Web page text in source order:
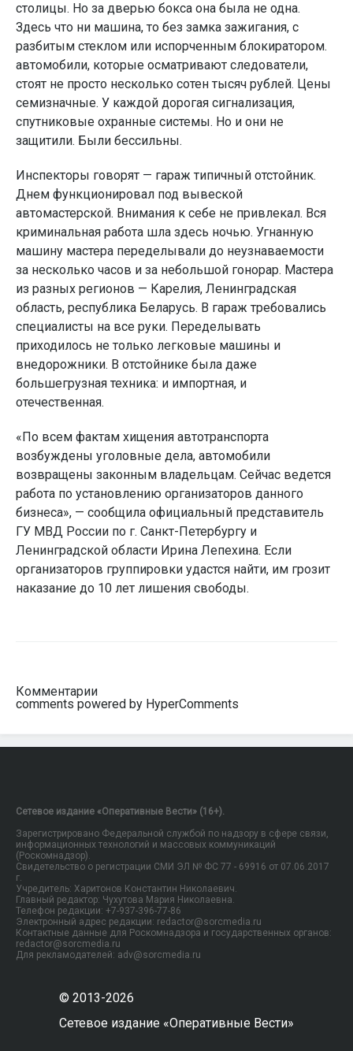
столицы. Но за дверью бокса она была не одна.
Здесь что ни машина, то без замка зажигания, с
разбитым стеклом или испорченным блокиратором.
автомобили, которые осматривают следователи,
стоят не просто несколько сотен тысяч рублей. Цены
семизначные. У каждой дорогая сигнализация,
спутниковые охранные системы. Но и они не
защитили. Были бессильны.
Инспекторы говорят — гараж типичный отстойник.
Днем функционировал под вывеской
автомастерской. Внимания к себе не привлекал. Вся
криминальная работа шла здесь ночью. Угнанную
машину мастера переделывали до неузнаваемости
за несколько часов и за небольшой гонорар. Мастера
из разных регионов — Карелия, Ленинградская
область, республика Беларусь. В гараж требовались
специалисты на все руки. Переделывать
приходилось не только легковые машины и
внедорожники. В отстойнике была даже
большегрузная техника: и импортная, и
отечественная.
«По всем фактам хищения автотранспорта
возбуждены уголовные дела, автомобили
возвращены законным владельцам. Сейчас ведется
работа по установлению организаторов данного
бизнеса», — сообщила официальный представитель
ГУ МВД России по г. Санкт-Петербургу и
Ленинградской области Ирина Лепехина. Если
организаторов группировки удастся найти, им грозит
наказание до 10 лет лишения свободы.
Комментарии
comments powered by HyperComments
Сетевое издание «Оперативные Вести» (16+).
Зарегистрировано Федеральной службой по надзору в сфере связи,
информационных технологий и массовых коммуникаций
(Роскомнадзор).
Свидетельство о регистрации СМИ ЭЛ № ФС 77 - 69916 от 07.06.2017
г.
Учредитель: Харитонов Константин Николаевич.
Главный редактор: Чухутова Мария Николаевна.
Телефон редакции: +7-937-396-77-86
Электронный адрес редакции: redactor@sorcmedia.ru
Контактные данные для Роскомнадзора и государственных органов:
redactor@sorcmedia.ru
Для рекламодателей: adv@sorcmedia.ru
© 2013-2026
Сетевое издание «Оперативные Вести»